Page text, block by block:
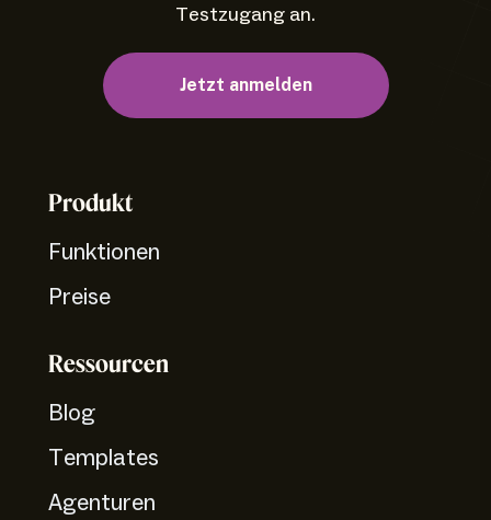
Testzugang an.
Jetzt anmelden
Produkt
Funktionen
Preise
Ressourcen
Blog
Templates
Agenturen